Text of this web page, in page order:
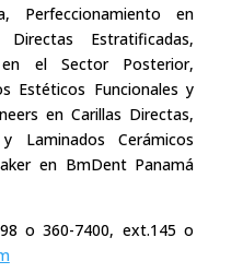
Perfeccionamiento en
Estratificadas,
en el Sector Posterior,
Estéticos Funcionales y
en Carillas Directas,
Laminados Cerámicos
en BmDent Panamá
o 360-7400, ext.145 o